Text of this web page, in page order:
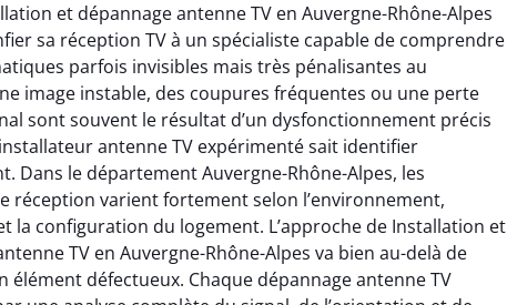
et dépannage antenne TV en Auvergne-Rhône-Alpes
sa réception TV à un spécialiste capable de comprendre
parfois invisibles mais très pénalisantes au
image instable, des coupures fréquentes ou une perte
sont souvent le résultat d’un dysfonctionnement précis
antenne TV expérimenté sait identifier
Dans le département Auvergne-Rhône-Alpes, les
réception varient fortement selon l’environnement,
la configuration du logement. L’approche de Installation et
TV en Auvergne-Rhône-Alpes va bien au-delà de
élément défectueux. Chaque dépannage antenne TV